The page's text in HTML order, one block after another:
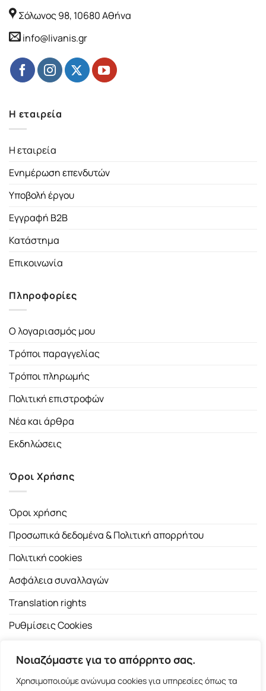
Νοιαζόμαστε για το απόρρητο σας.
Χρησιμοποιούμε ανώνυμα cookies για υπηρεσίες όπως τα
Σόλωνος 98, 10680 Αθήνα
info@livanis.gr
Η εταιρεία
Η εταιρεία
Ενημέρωση επενδυτών
Υποβολή έργου
Εγγραφή B2B
Κατάστημα
Επικοινωνία
Πληροφορίες
Ο λογαριασμός μου
Τρόποι παραγγελίας
Τρόποι πληρωμής
Πολιτική επιστροφών
Νέα και άρθρα
Εκδηλώσεις
Όροι Χρήσης
Όροι χρήσης
Προσωπικά δεδομένα & Πολιτική απορρήτου
Πολιτική cookies
Ασφάλεια συναλλαγών
Translation rights
Ρυθμίσεις Cookies